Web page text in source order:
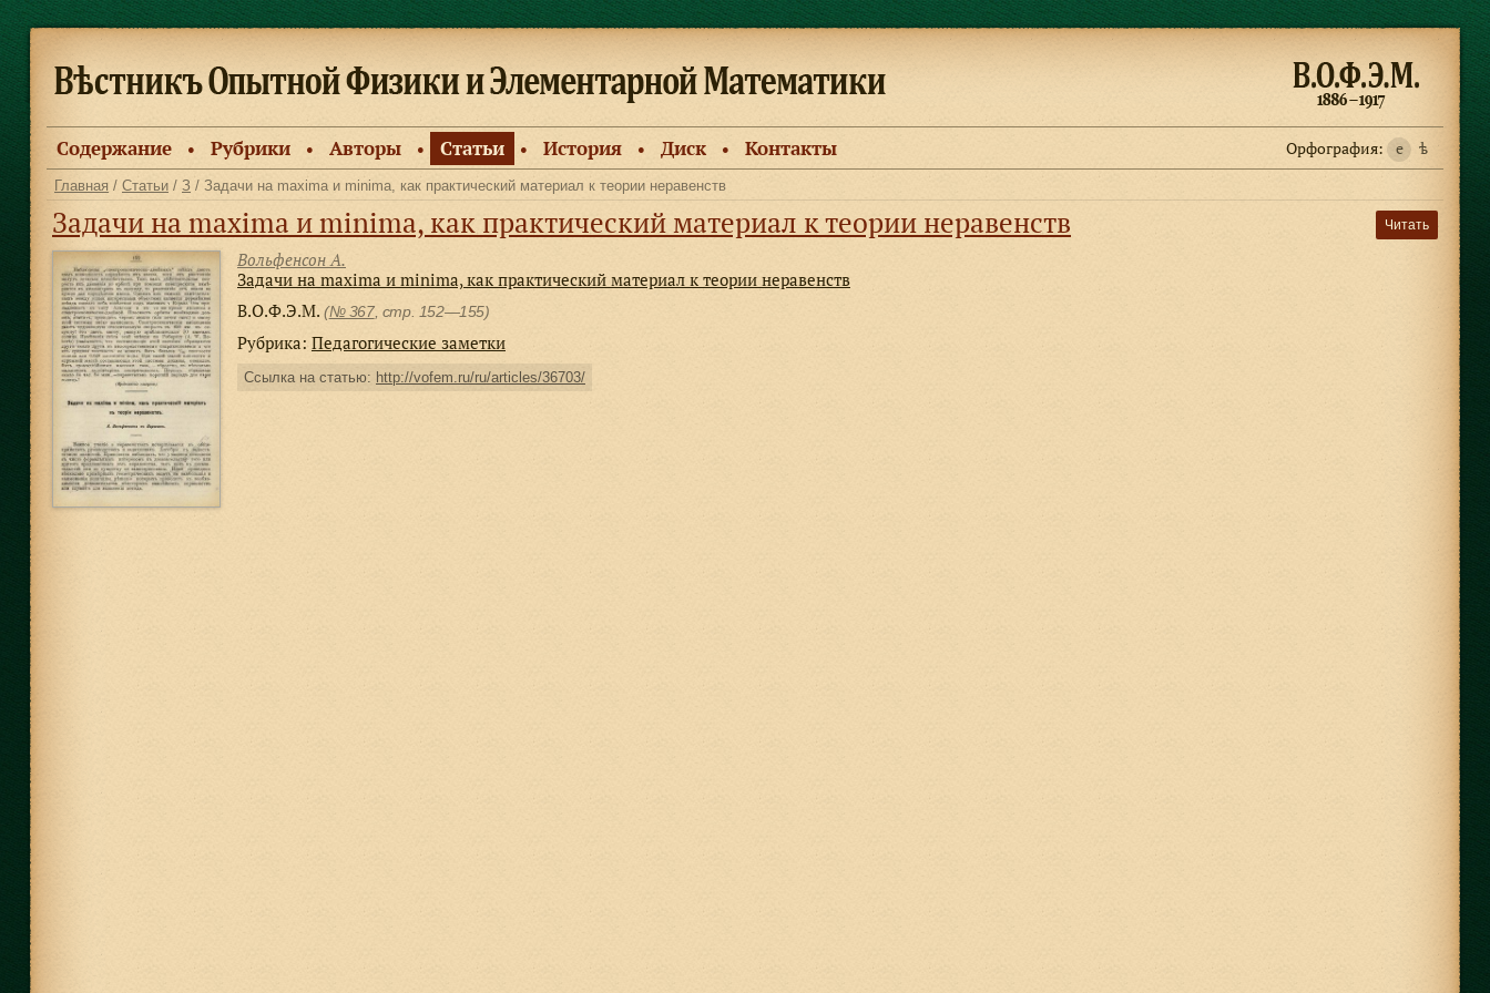
Содержание ● Рубрики ● Авторы ● Статьи ● История ● Диск ● Контакты Орфография: e ѣ
Главная / Статьи / З / Задачи на maxima и minima, как практический материал к теории неравенств
Читать
Задачи на maxima и minima, как практический материал к теории неравенств
Вольфенсон А.
Задачи на maxima и minima, как практический материал к теории неравенств
В.О.Ф.Э.М. (№ 367, стр. 152—155)
Рубрика: Педагогические заметки
Ссылка на статью: http://vofem.ru/ru/articles/36703/